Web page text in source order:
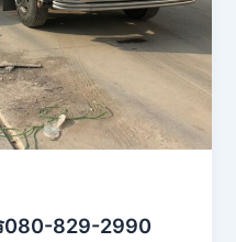
080-829-2990